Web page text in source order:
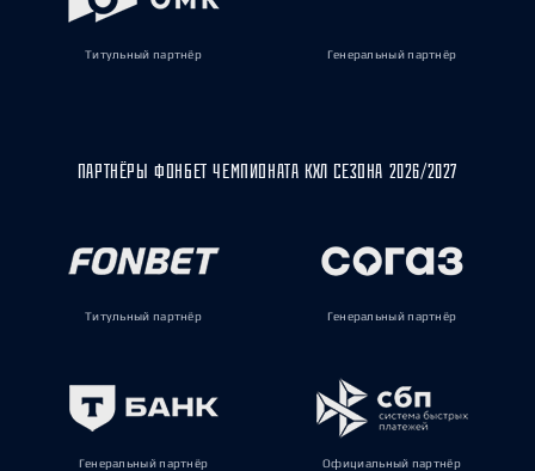
Титульный партнёр Генеральный партнёр
ПАРТНЁРЫ ФОНБЕТ ЧЕМПИОНАТА КХЛ СЕЗОНА 2026/2027
Титульный партнёр Генеральный партнёр
Генеральный партнёр Официальный партнёр